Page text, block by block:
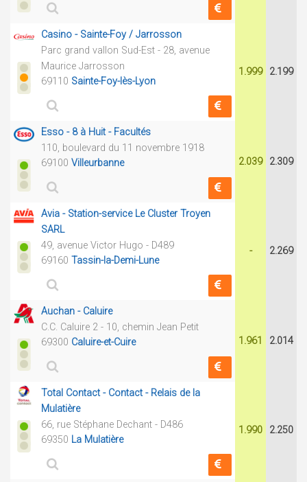
Casino - Sainte-Foy / Jarrosson
Parc grand vallon Sud-Est - 28, avenue
Maurice Jarrosson
69110 Sainte-Foy-lès-Lyon
1.999 2.199
Esso - 8 à Huit - Facultés
110, boulevard du 11 novembre 1918
69100 Villeurbanne 2.039 2.309
Avia - Station-service Le Cluster Troyen
SARL
49, avenue Victor Hugo - D489
69160 Tassin-la-Demi-Lune
- 2.269
Auchan - Caluire
C.C. Caluire 2 - 10, chemin Jean Petit
69300 Caluire-et-Cuire 1.961 2.014
Total Contact - Contact - Relais de la
Mulatière
66, rue Stéphane Dechant - D486
69350 La Mulatière
1.990 2.250